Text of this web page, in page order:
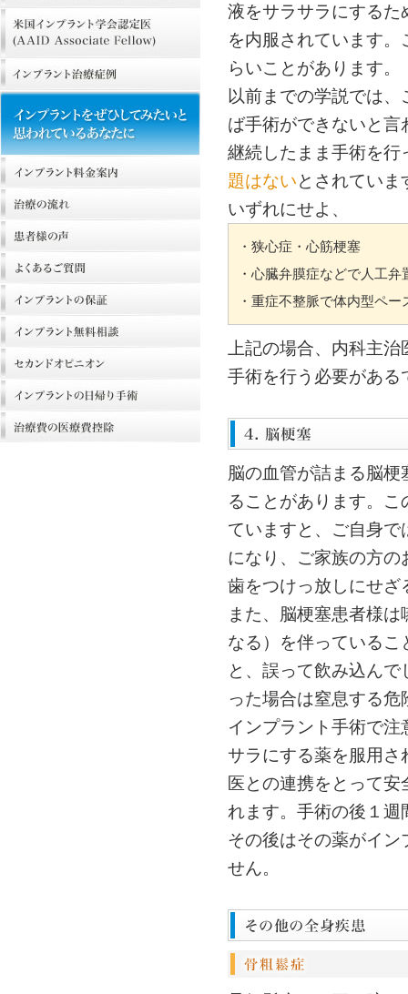
液をサラサラにするた
を内服されています
らいことがあります。
以前までの学説では
ば手術ができないと
継続したまま手術を行
題はないとされていま
いずれにせよ、
・狭心症・心筋梗塞
・心臓弁膜症などで人工
・重症不整脈で体内型ペ
上記の場合、内科主
手術を行う必要がある
脳の血管が詰まる脳
ることがあります。
ていますと、ご自身
になり、ご家族の方
歯をつけっ放しにせざ
また、脳梗塞患者様
なる）を伴っている
と、誤って飲み込ん
った場合は窒息する
インプラント手術で
サラにする薬を服用さ
医との連携をとって
れます。手術の後１
その後はその薬がイ
せん。